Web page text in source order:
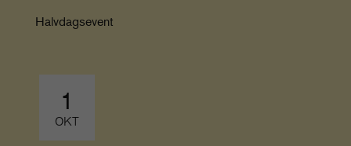
Halvdagsevent
1
OKT